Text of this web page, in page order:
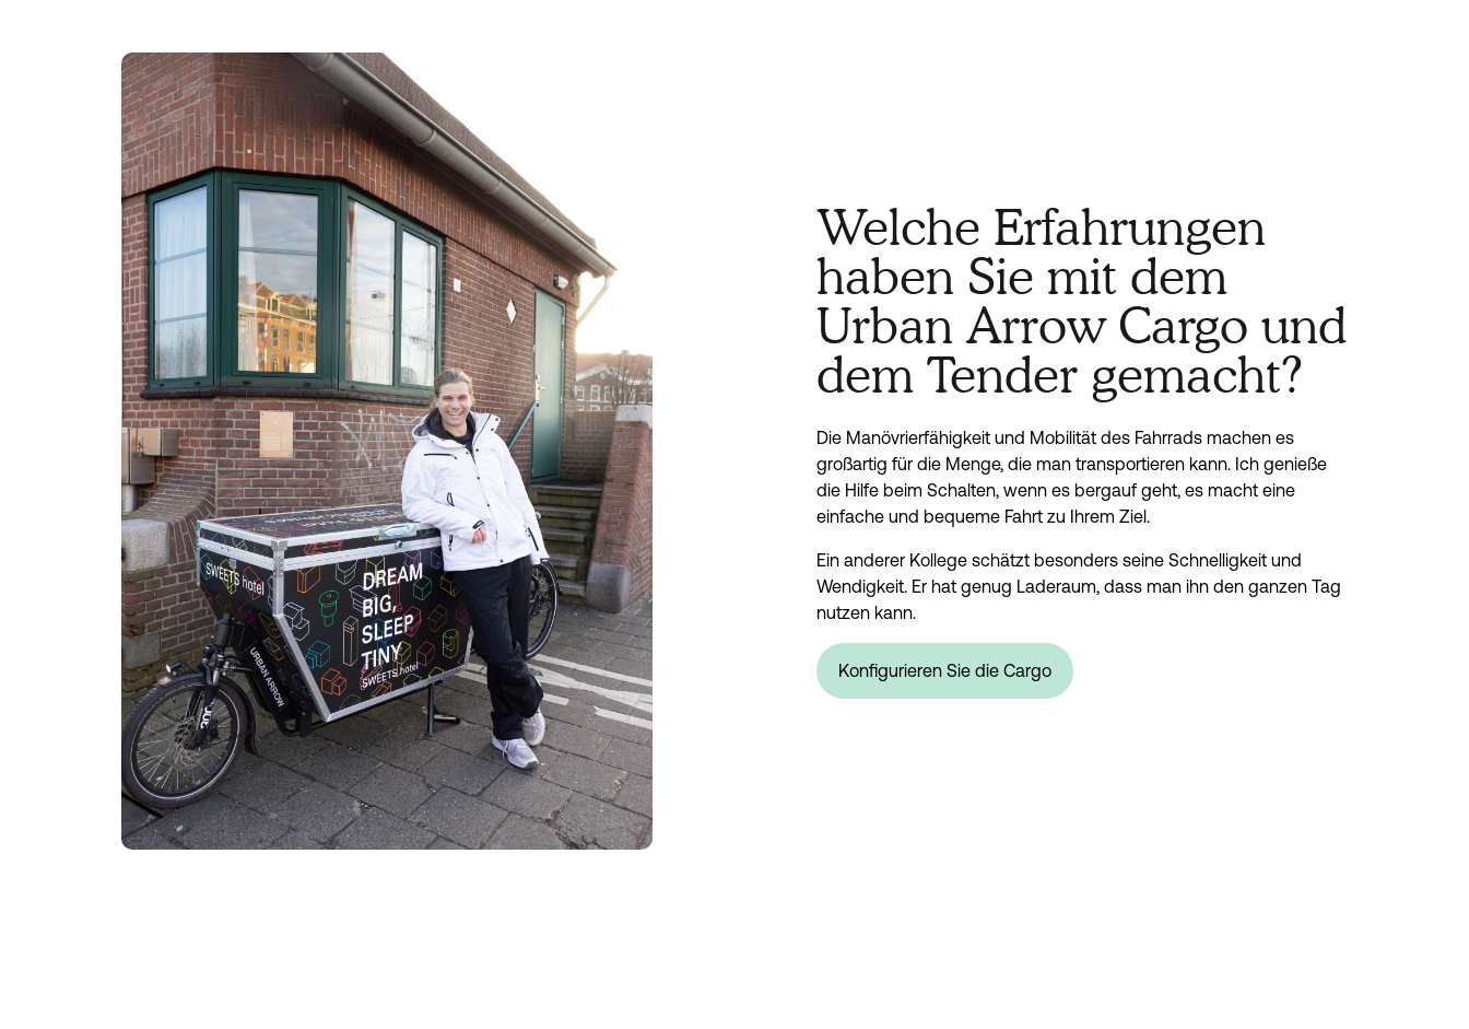
Welche Erfahrungen
haben Sie mit dem
Urban Arrow Cargo und
dem Tender gemacht?
Die Manövrierfähigkeit und Mobilität des Fahrrads machen es
großartig für die Menge, die man transportieren kann. Ich genieße
die Hilfe beim Schalten, wenn es bergauf geht, es macht eine
einfache und bequeme Fahrt zu Ihrem Ziel.
Ein anderer Kollege schätzt besonders seine Schnelligkeit und
Wendigkeit. Er hat genug Laderaum, dass man ihn den ganzen Tag
nutzen kann.
Konfigurieren Sie die Cargo